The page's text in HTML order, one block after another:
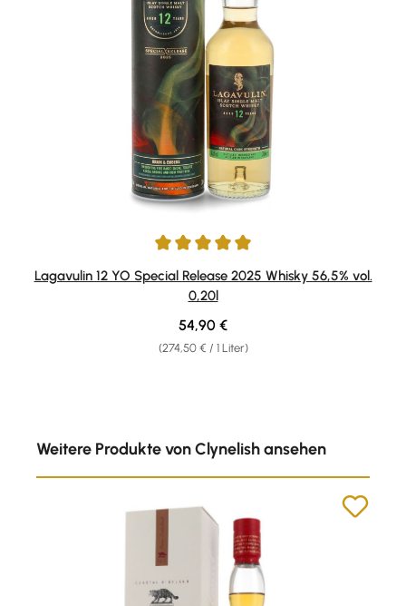
Durchschnittliche Bewertung von 5 von 5 Sternen
Lagavulin 12 YO Special Release 2025 Whisky 56,5% vol.
0,20l
(274,50 € / 1 Liter)
Regulärer Preis:
54,90 €
Weitere Produkte von Clynelish ansehen